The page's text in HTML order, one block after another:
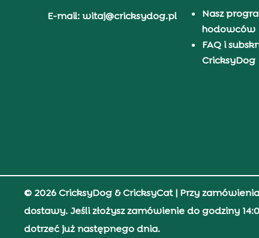
E-mail: witaj@cricksydog.pl
Nasz
hodowców
FAQ i
CricksyDog
© 2026 CricksyDog & CricksyCat| Przy
dostawy. Jeśli złożysz zamówienie do godziny
dotrzeć już następnego dnia.